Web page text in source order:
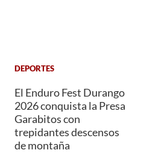
DEPORTES
El Enduro Fest Durango
2026 conquista la Presa
Garabitos con
trepidantes descensos
de montaña